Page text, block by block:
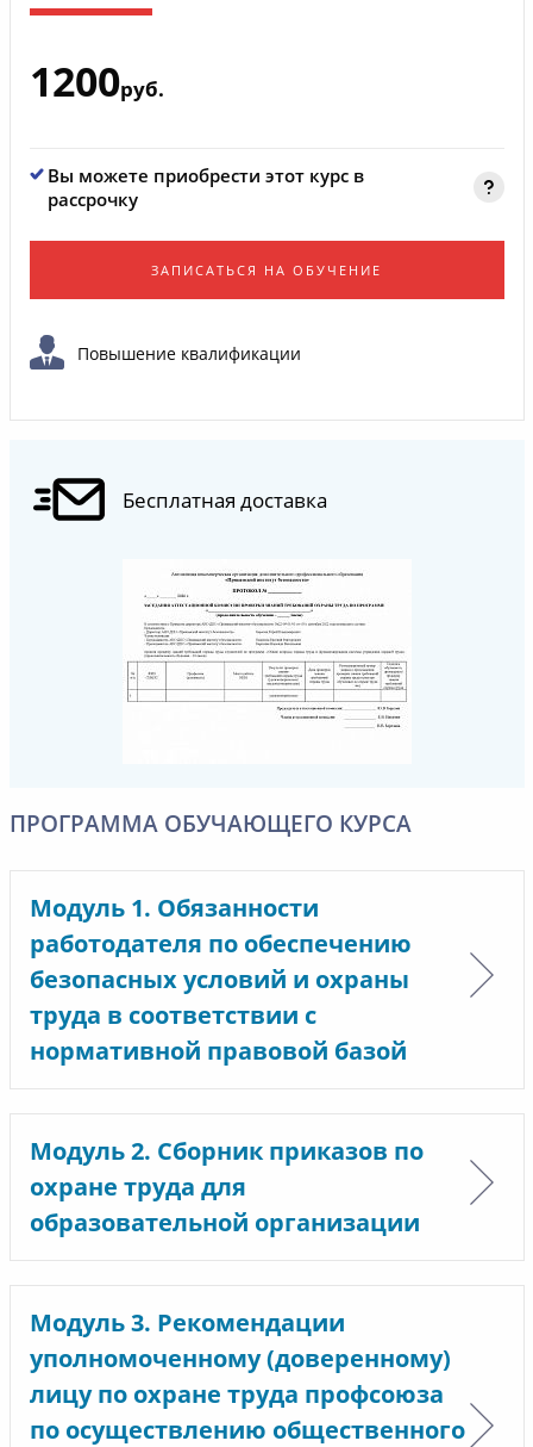
1200руб.
Вы можете приобрести этот курс в
рассрочку
ЗАПИСАТЬСЯ НА ОБУЧЕНИЕ
Повышение квалификации
Бесплатная доставка
ПРОГРАММА ОБУЧАЮЩЕГО КУРСА
Модуль 1. Обязанности
работодателя по обеспечению
безопасных условий и охраны
труда в соответствии с
нормативной правовой базой
Модуль 2. Сборник приказов по
охране труда для
образовательной организации
Модуль 3. Рекомендации
уполномоченному (доверенному)
лицу по охране труда профсоюза
по осуществлению общественного